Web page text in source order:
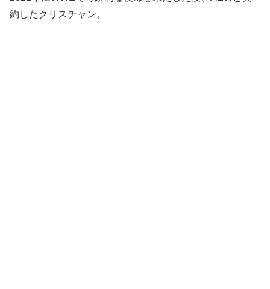
約したクリスチャン。